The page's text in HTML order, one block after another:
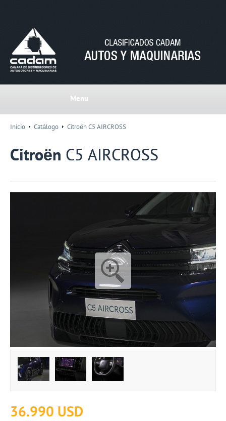
Menu
Inicio Catálogo Citroën C5 AIRCROSS
Citroën C5 AIRCROSS
36.990 USD